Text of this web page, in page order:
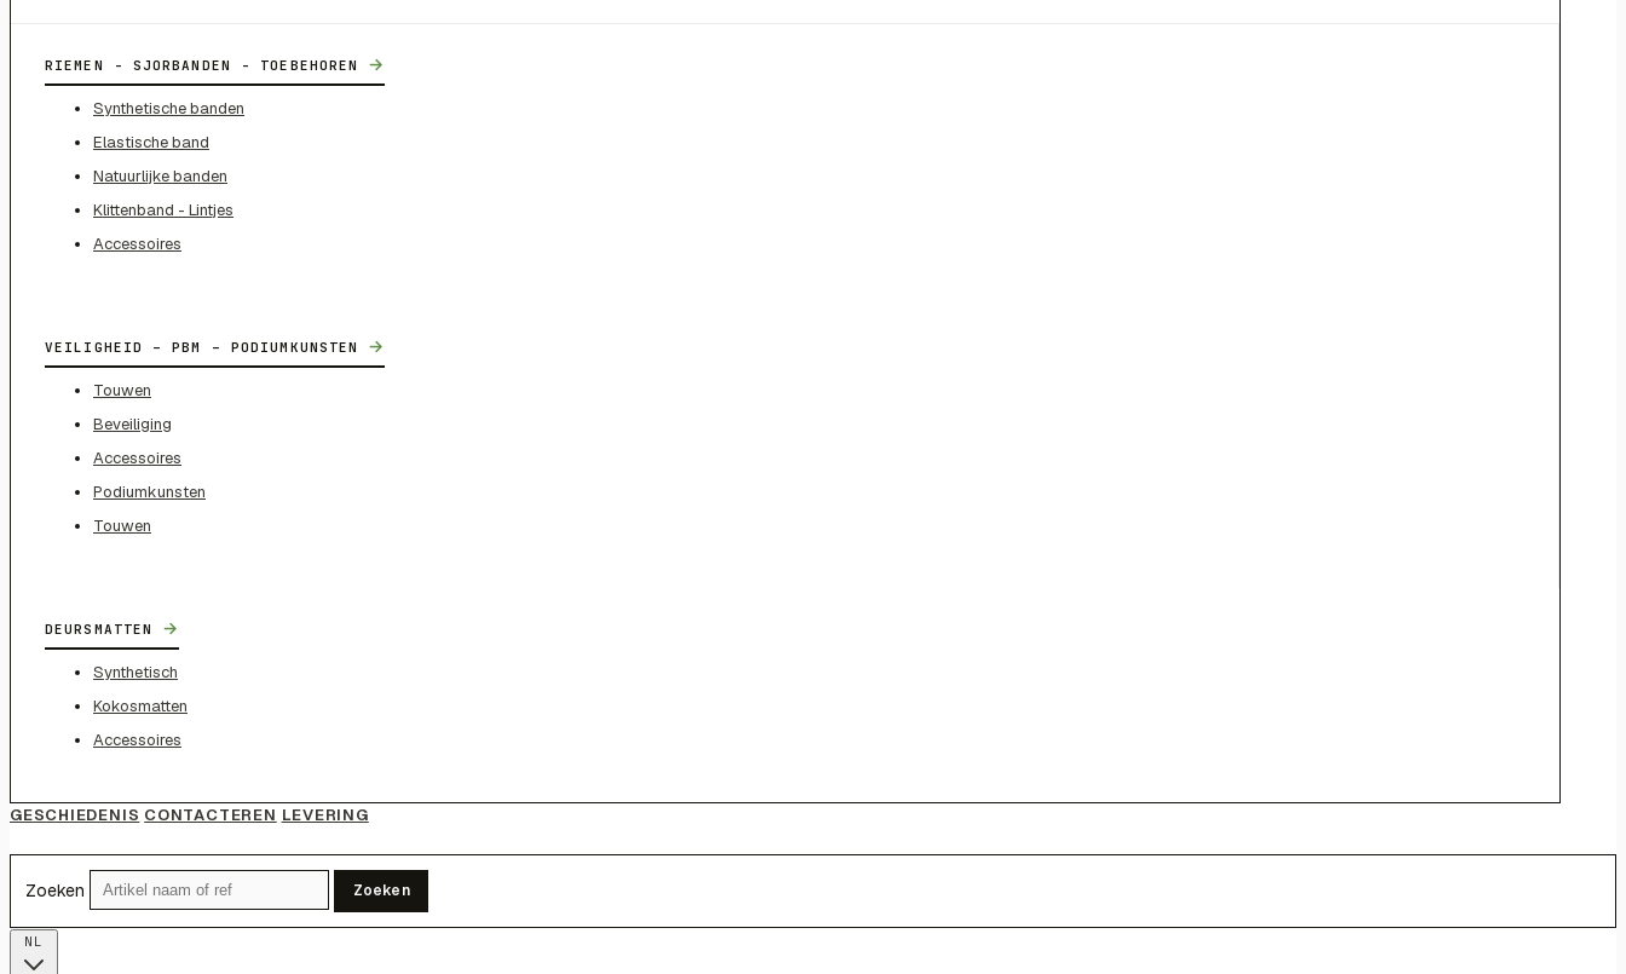
RIEMEN - SJORBANDEN - TOEBEHOREN →
Synthetische banden
Elastische band
Natuurlijke banden
Klittenband - Lintjes
Accessoires
VEILIGHEID – PBM – PODIUMKUNSTEN →
Touwen
Beveiliging
Accessoires
Podiumkunsten
Touwen
DEURSMATTEN →
Synthetisch
Kokosmatten
Accessoires
GESCHIEDENIS CONTACTEREN LEVERING
Zoeken Zoeken